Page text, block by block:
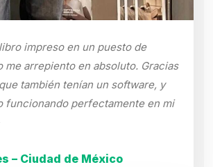
impreso en un puesto de
me arrepiento en absoluto. Gracias
también tenían un software, y
funcionando perfectamente en mi
– Ciudad de México